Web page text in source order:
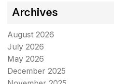
Archives
August 2026
July 2026
May 2026
December 2025